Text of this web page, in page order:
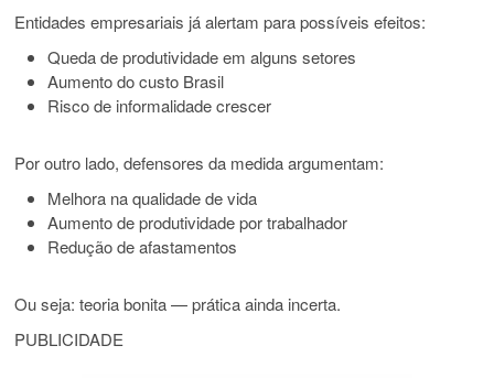
Entidades empresariais já alertam para possíveis efeitos:
Queda de produtividade em alguns setores
Aumento do custo Brasil
Risco de informalidade crescer
Por outro lado, defensores da medida argumentam:
Melhora na qualidade de vida
Aumento de produtividade por trabalhador
Redução de afastamentos
Ou seja: teoria bonita — prática ainda incerta.
PUBLICIDADE